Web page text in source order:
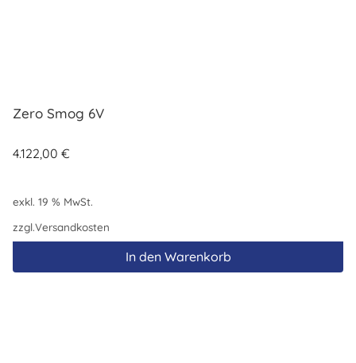
Zero Smog 6V
4.122,00 €
exkl. 19 % MwSt.
zzgl.Versandkosten
In den Warenkorb